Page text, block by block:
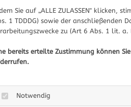
Werden
werden,
Obst
gelagert
Sie
Sie auf „ALLE ZULASSEN" klicken,
1 TDDDG) sowie der
zu (Art 6 Abs. 1 lit. a.
bereits erteilte Zustimmung können
Notwendig